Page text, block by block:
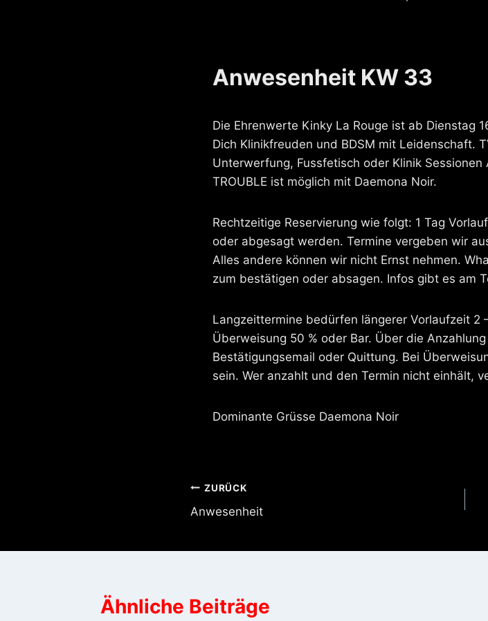
Anwesenheit KW 33
Die Ehrenwerte Kinky La Rouge ist ab Dienstag
Dich Klinikfreuden und BDSM mit Leidenschaft.
Unterwerfung, Fussfetisch oder Klinik Sessionen
TROUBLE ist möglich mit Daemona Noir.
Rechtzeitige Reservierung wie folgt: 1 Tag
oder abgesagt werden. Termine vergeben wir
Alles andere können wir nicht Ernst nehmen.
zum bestätigen oder absagen. Infos gibt es am
Langzeittermine bedürfen längerer Vorlaufzeit 2
Überweisung 50 % oder Bar. Über die
Bestätigungsemail oder Quittung. Bei
sein. Wer anzahlt und den Termin nicht einhält,
Dominante Grüsse Daemona Noir
Beitragsnavigation
ZURÜCK
Anwesenheit
Ähnliche Beiträge